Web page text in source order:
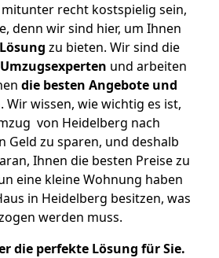
recht kostspielig sein,
denn wir sind hier, um Ihnen
Lösung zu bieten. Wir sind die
und arbeiten
die besten Angebote und
Wir wissen, wie wichtig es ist,
von Heidelberg nach
Geld zu sparen, und deshalb
Ihnen die besten Preise zu
eine kleine Wohnung haben
in Heidelberg besitzen, was
werden muss.
die perfekte Lösung für Sie.